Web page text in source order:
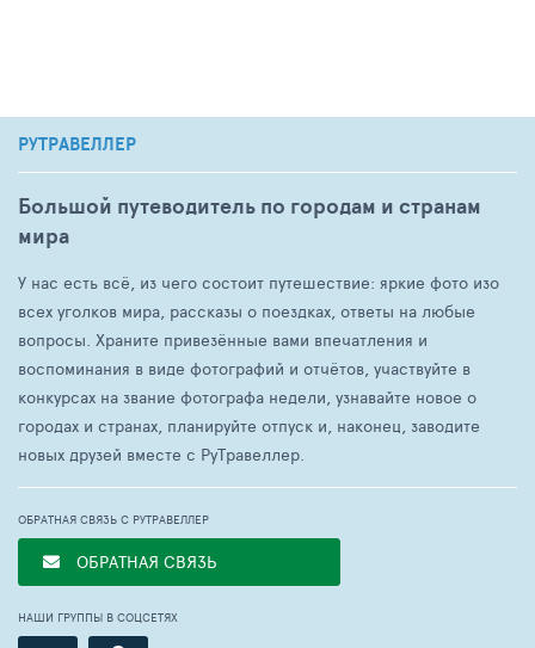
РУТРАВЕЛЛЕР
Большой путеводитель по городам и странам
мира
У нас есть всё, из чего состоит путешествие: яркие фото изо
всех уголков мира, рассказы о поездках, ответы на любые
вопросы. Храните привезённые вами впечатления и
воспоминания в виде фотографий и отчётов, участвуйте в
конкурсах на звание фотографа недели, узнавайте новое о
городах и странах, планируйте отпуск и, наконец, заводите
новых друзей вместе с РуТравеллер.
ОБРАТНАЯ СВЯЗЬ С РУТРАВЕЛЛЕР
ОБРАТНАЯ СВЯЗЬ
НАШИ ГРУППЫ В СОЦСЕТЯХ